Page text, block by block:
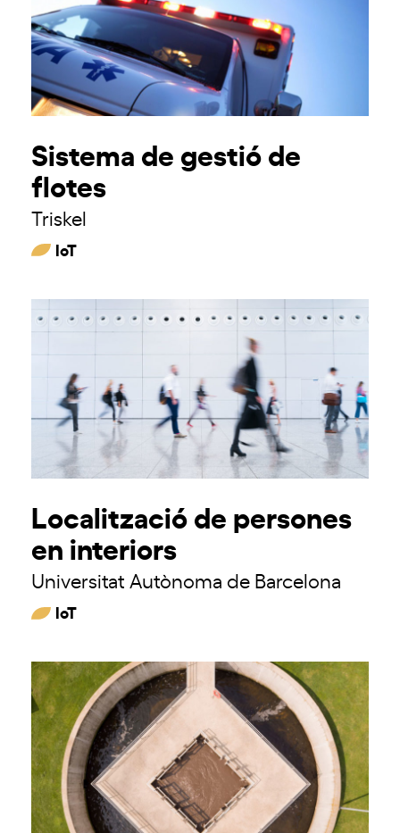
Sistema de gestió de
flotes
Triskel
IoT
Localització de persones
en interiors
Universitat Autònoma de Barcelona
IoT